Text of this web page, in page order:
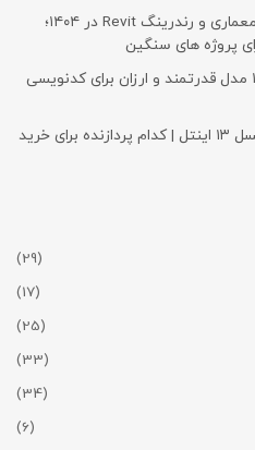
راهنمای خرید لپ تاپ مخصوص معماری و رندرینگ Revit در ۱۴۰۴؛
پروژه های سنگین
لپتاپ برنامه نویسی اقتصادی | ۱۰ مدل قدرتمند و ارزان برای کدنویسی
تفاوت لپتاپ های Core Ultra با نسل ۱۳ اینتل | کدام پردازنده برای خرید
(29)
(17)
(25)
(33)
(34)
(6)